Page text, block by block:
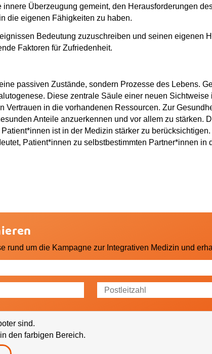
innere Überzeugung gemeint, den Herausforderungen
die eigenen Fähigkeiten zu haben.
Bedeutung zuzuschreiben und seinen eigenen
Faktoren für Zufriedenheit.
passiven Zustände, sondern Prozesse des Lebens.
Diese zentrale Säule einer neuen
Vertrauen in die vorhandenen Ressourcen. Zur
Anteile anzuerkennen und vor allem zu stärken.
ist in der Medizin stärker zu
Patient*innen zu selbstbestimmten Partner*innen in
rund um die Kampagne zur Integrativen Medizin und
sind.
den farbigen Bereich.